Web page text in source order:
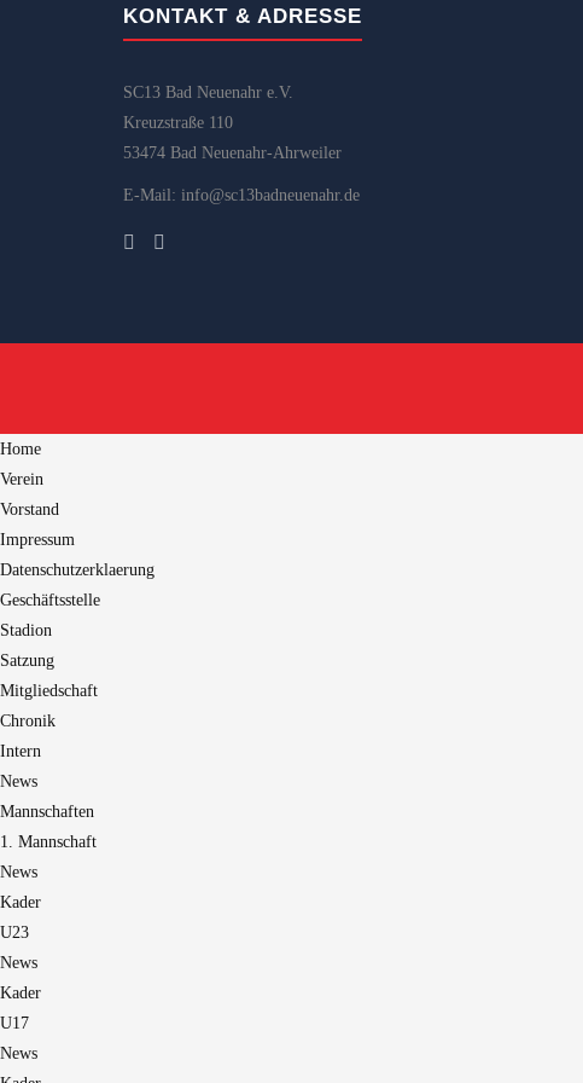
KONTAKT & ADRESSE
SC13 Bad Neuenahr e.V.
Kreuzstraße 110
53474 Bad Neuenahr-Ahrweiler
E-Mail: info@sc13badneuenahr.de
Home
Verein
Vorstand
Impressum
Datenschutzerklaerung
Geschäftsstelle
Stadion
Satzung
Mitgliedschaft
Chronik
Intern
News
Mannschaften
1. Mannschaft
News
Kader
U23
News
Kader
U17
News